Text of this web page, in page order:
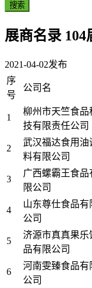
搜索
展商名录
2021-04-02发布
序
号
公司名
1
柳州市天竺食品
技有限责任公司
2
武汉福达食用油
料有限公司
3
广西螺霸王食品
限公司
4
山东尊仕食品有
公司
5
济源市真真果乐
品有限公司
6
河南雯臻食品有
公司